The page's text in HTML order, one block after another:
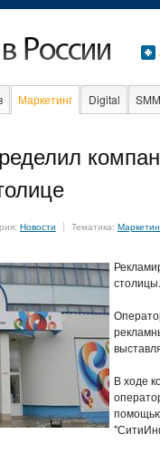
Маркетинг Digital SMM
Новости Тематика:
столицы.
В ходе